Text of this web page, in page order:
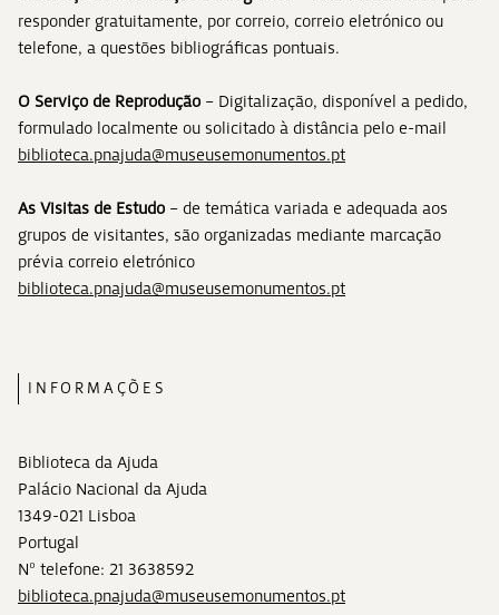
responder gratuitamente, por correio, correio eletrónico ou
telefone, a questões bibliográficas pontuais.
O Serviço de Reprodução – Digitalização, disponível a pedido,
formulado localmente ou solicitado à distância pelo e-mail
biblioteca.pnajuda@museusemonumentos.pt
As Visitas de Estudo – de temática variada e adequada aos
grupos de visitantes, são organizadas mediante marcação
prévia correio eletrónico
biblioteca.pnajuda@museusemonumentos.pt
INFORMAÇÕES
Biblioteca da Ajuda
Palácio Nacional da Ajuda
1349-021 Lisboa
Portugal
Nº telefone: 21 3638592
biblioteca.pnajuda@museusemonumentos.pt